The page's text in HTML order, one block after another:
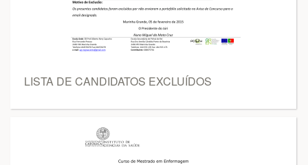
LISTA DE CANDIDATOS EXCLUÍDOS